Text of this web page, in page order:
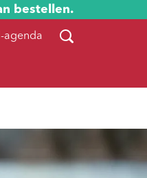
bestellen.
agenda